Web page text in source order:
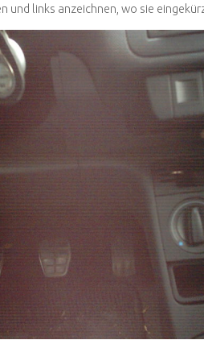
links anzeichnen, wo sie